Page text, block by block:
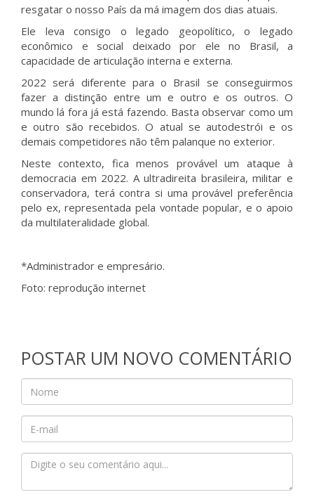
resgatar o nosso País da má imagem dos dias atuais.
Ele leva consigo o legado geopolítico, o legado
econômico e social deixado por ele no Brasil, a
capacidade de articulação interna e externa.
2022 será diferente para o Brasil se conseguirmos
fazer a distinção entre um e outro e os outros. O
mundo lá fora já está fazendo. Basta observar como um
e outro são recebidos. O atual se autodestrói e os
demais competidores não têm palanque no exterior.
Neste contexto, fica menos provável um ataque à
democracia em 2022. A ultradireita brasileira, militar e
conservadora, terá contra si uma provável preferência
pelo ex, representada pela vontade popular, e o apoio
da multilateralidade global.
*Administrador e empresário.
Foto: reprodução internet
POSTAR UM NOVO COMENTÁRIO